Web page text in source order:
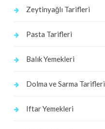
Zeytinyağlı Tarifleri
Pasta Tarifleri
Balık Yemekleri
Dolma ve Sarma Tarifleri
Iftar Yemekleri